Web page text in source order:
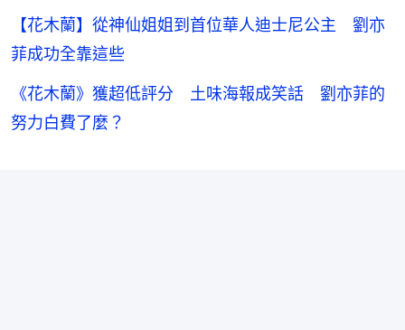
【花木蘭】從神仙姐姐到首位華人迪士尼公主 劉亦
菲成功全靠這些
《花木蘭》獲超低評分 土味海報成笑話 劉亦菲的
努力白費了麼？